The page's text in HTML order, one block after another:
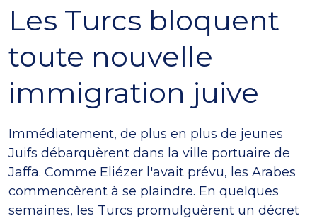
Les Turcs bloquent
toute nouvelle
immigration juive
Immédiatement, de plus en plus de jeunes
Juifs débarquèrent dans la ville portuaire de
Jaffa. Comme Eliézer l'avait prévu, les Arabes
commencèrent à se plaindre. En quelques
semaines, les Turcs promulguèrent un décret